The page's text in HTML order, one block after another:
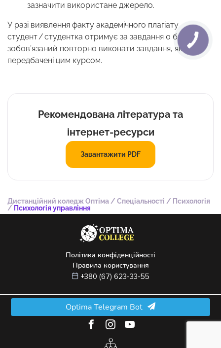
зазначити використане джерело.
У разі виявлення факту академічного плагіату
студент / студентка отримує за завдання 0 балів і
зобов’язаний повторно виконати завдання, які
передбачені цим курсом.
Рекомендована література та
інтернет-ресурси
Завантажити PDF
Дистанційний коледж Оптіма/ Спеціальності / Психологія
/ Психологія управління
Політика конфіденційності
Правила користування
+380 (67) 623-33-55
2026ТОВ "ФАХОВИЙ ПЕРЕДВИЩИЙ КОЛЕДЖ "ОПТІМА"
Optima Telegram Bot